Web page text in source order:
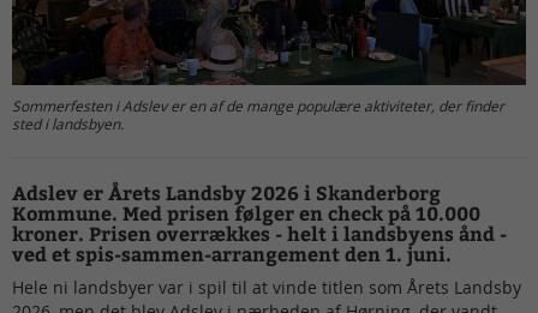
Sommerfesten i Adslev er en af de mange populære aktiviteter, der finder
sted i landsbyen.
Adslev er Årets Landsby 2026 i Skanderborg
Kommune. Med prisen følger en check på 10.000
kroner. Prisen overrækkes - helt i landsbyens ånd -
ved et spis-sammen-arrangement den 1. juni.
Hele ni landsbyer var i spil til at vinde titlen som Årets Landsby